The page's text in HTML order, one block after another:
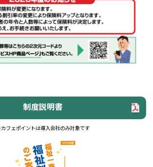
制度説明書
フェポイントは導入会社のみ対象です